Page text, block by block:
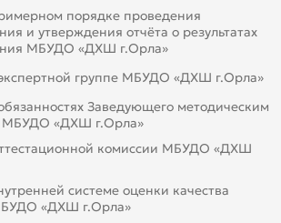
порядке проведения
и утверждения отчёта о результатах
МБУДО «ДХШ г.Орла»
группе МБУДО «ДХШ г.Орла»
Заведующего методическим
МБУДО «ДХШ г.Орла»
комиссии МБУДО «ДХШ
системе оценки качества
«ДХШ г.Орла»